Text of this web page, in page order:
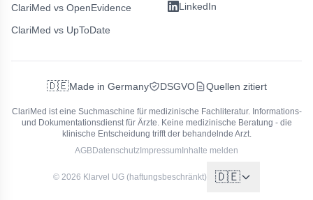
ClariMed vs OpenEvidence
ClariMed vs UpToDate
LinkedIn
🇩🇪Made in Germany DSGVO Quellen zitiert
ClariMed ist eine Suchmaschine für medizinische Fachliteratur. Informations-
und Dokumentationsdienst für Ärzte. Keine medizinische Beratung - die
klinische Entscheidung trifft der behandelnde Arzt.
AGBDatenschutz Impressum Inhalte melden
© 2026 Klarvel UG (haftungsbeschränkt) 🇩🇪